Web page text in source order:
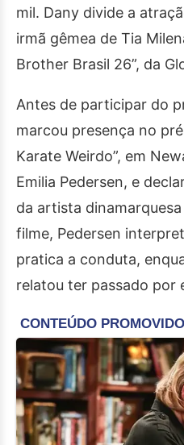
mil. Dany divide a
irmã gêmea de Tia
Brother Brasil 26”, da
Antes de participar do
marcou presença no
Karate Weirdo”, em
Emilia Pedersen, e
da artista
filme, Pedersen
pratica a conduta,
relatou ter passado por